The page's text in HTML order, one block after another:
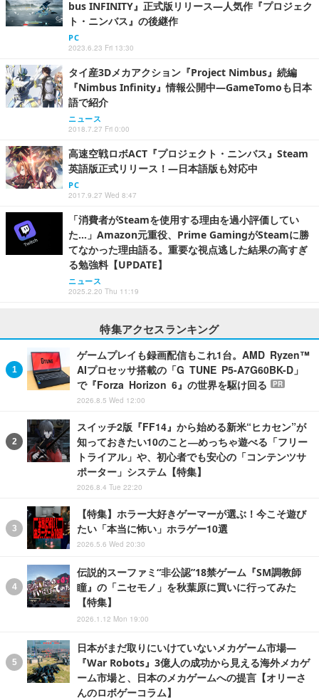
bus INFINITY』正式版リリース―人気作『プロジェク
ト・ニンバス』の後継作
PC
2023.6.23 Fri 13:30
タイ産3Dメカアクション『Project Nimbus』続編
『Nimbus Infinity』情報公開中―GameTomoも日本
語で紹介
ニュース
2018.7.27 Fri 0:00
高速空戦ロボACT『プロジェクト・ニンバス』Steam
英語版正式リリース！―日本語版も対応中
PC
2017.9.27 Wed 8:47
「消費者がSteamを使用する理由を過小評価してい
た…」Amazon元重役、Prime GamingがSteamに勝
てなかった理由語る。重要な視点逃した結果の高すぎ
る勉強料【UPDATE】
ニュース
2025.2.20 Thu 11:19
特集アクセスランキング
ゲームプレイも録画配信もこれ1台。AMD Ryzen™
AIプロセッサ搭載の「G TUNE P5-A7G60BK-D」
で『Forza Horizon 6』の世界を駆け回る
PR
2026.8.5 Wed 12:00
スイッチ2版『FF14』から始める新米“ヒカセン”が
知っておきたい10のこと―めっちゃ遊べる「フリー
トライアル」や、初心者でも安心の「コンテンツサ
ポーター」システム【特集】
2026.8.4 Tue 22:20
【特集】ホラー大好きゲーマーが選ぶ！今こそ遊び
たい「本当に怖い」ホラゲー10選
2026.5.6 Wed 20:30
伝説的スーファミ“非公認”18禁ゲーム『SM調教師
瞳』の「ニセモノ」を秋葉原に買いに行ってみた
【特集】
2026.1.12 Mon 19:00
日本がまだ取りにいけていないメカゲーム市場―
『War Robots』3億人の成功から見える海外メカゲ
ーム市場と、日本のメカゲームへの提言【オリーさ
んのロボゲーコラム】